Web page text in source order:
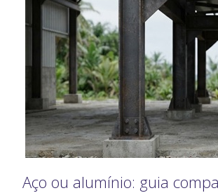
Aço ou alumínio: guia